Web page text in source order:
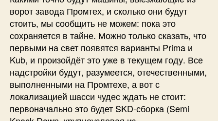
ворот завода Промтех, и сколько они будут
стоить, мы сообщить не можем: пока это
сохраняется в тайне. Можно только сказать, что
первыми на свет появятся варианты Prima и
Kub, и произойдёт это уже в текущем году. Все
надстройки будут, разумеется, отечественными,
выполненными на Промтехе, а вот с
локализацией шасси чудес ждать не стоит:
первоначально это будет SKD-сборка (Semi